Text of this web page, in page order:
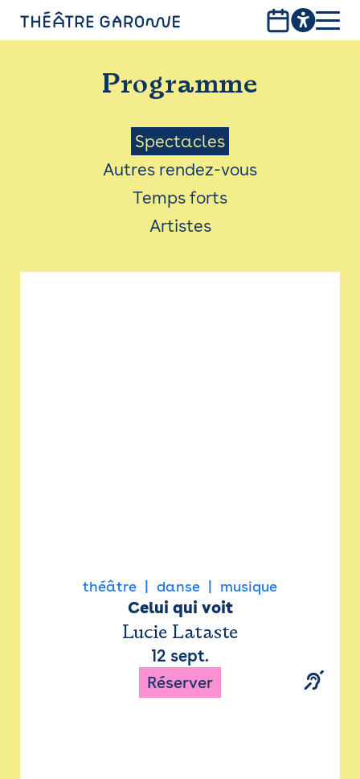
PROGRAMME
INFOS PRATIQUES
AVEC LES PUBLICS
ACCESSIBILITÉ
LES PRODUCTIONS
Programme
Menu
Saison
Spectacles
Autres rendez-vous
Temps forts
Artistes
théâtre danse musique
Celui qui voit
Lucie Lataste
12 sept.
Réserver